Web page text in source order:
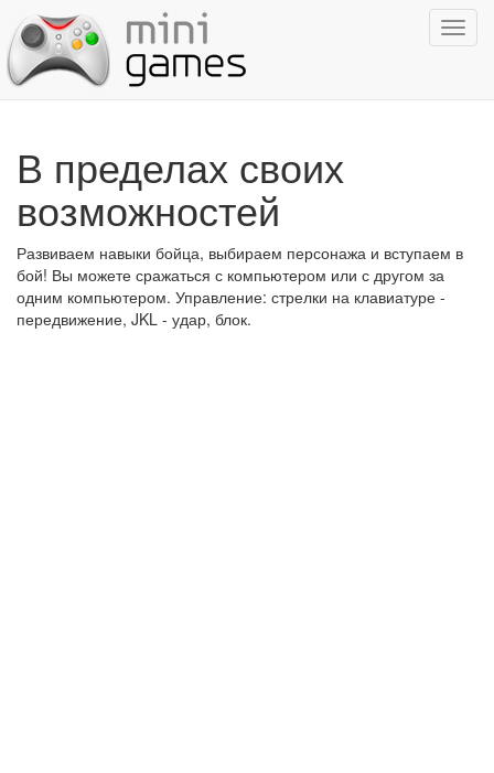
В пределах своих
возможностей
Развиваем навыки бойца, выбираем персонажа и вступаем в
бой! Вы можете сражаться с компьютером или с другом за
одним компьютером. Управление: стрелки на клавиатуре -
передвижение, JKL - удар, блок.